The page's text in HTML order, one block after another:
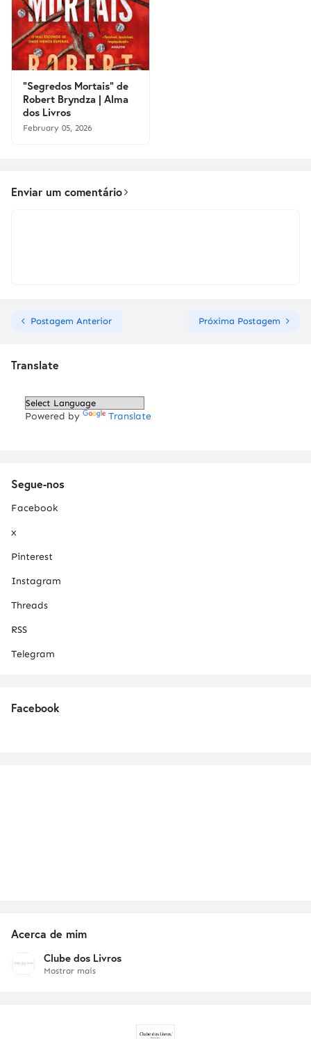
"Segredos Mortais" de
Robert Bryndza | Alma
dos Livros
February 05, 2026
Enviar um comentário
Postagem Anterior Próxima Postagem
Translate
Powered by Translate
Segue-nos
Facebook
x
Pinterest
Instagram
Threads
RSS
Telegram
Facebook
Acerca de mim
Clube dos Livros
Mostrar mais